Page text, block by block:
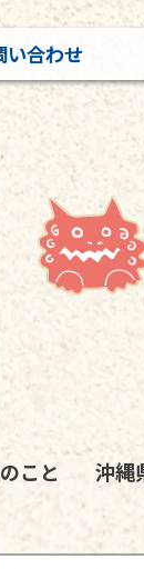
い合わせ
こと 沖縄